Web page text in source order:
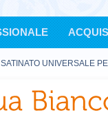
UNIVERSALE